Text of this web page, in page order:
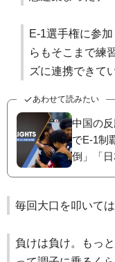
E-1選手権に参
らもそこまで練
ズに連携できて
あわせて読みたい
中国の
でE-1制
倒」「日
毎回大口を叩いて
負けは負け。もっ